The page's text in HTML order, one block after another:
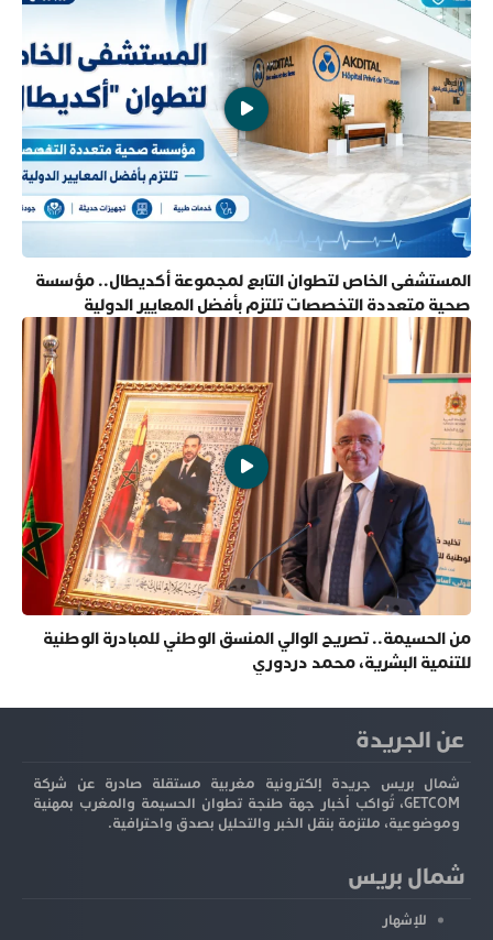
المستشفى الخاص لتطوان التابع لمجموعة أكديطال.. مؤسسة
صحية متعددة التخصصات تلتزم بأفضل المعايير الدولية
من الحسيمة.. تصريح الوالي المنسق الوطني للمبادرة الوطنية
للتنمية البشرية، محمد دردوري
عن الجريدة
شمال بريس جريدة إلكترونية مغربية مستقلة صادرة عن شركة
GETCOM، تُواكب أخبار جهة طنجة تطوان الحسيمة والمغرب بمهنية
وموضوعية، ملتزمة بنقل الخبر والتحليل بصدق واحترافية.
شمال بريس
للإشهار